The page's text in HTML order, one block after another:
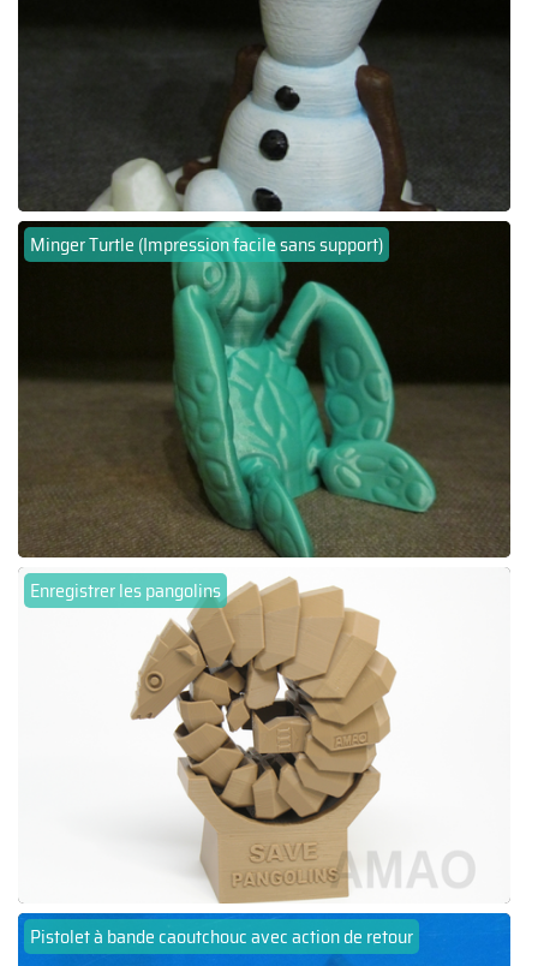
Minger Turtle (Impression facile sans support)
Enregistrer les pangolins
Pistolet à bande caoutchouc avec action de retour